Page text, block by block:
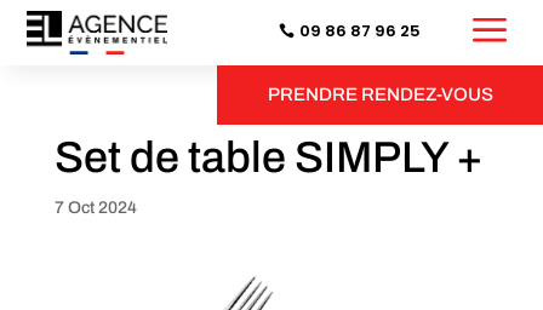
09 86 87 96 25 a
PRENDRE RENDEZ-VOUS
Set de table SIMPLY +
7 Oct 2024